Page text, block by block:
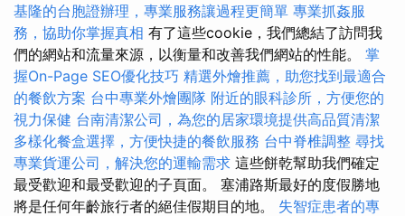
基隆的台胞證辦理，專業服務讓過程更簡單 專業抓姦服
務，協助你掌握真相 有了這些cookie，我們總結了訪問我
們的網站和流量來源，以衡量和改善我們網站的性能。 掌
握On-Page SEO優化技巧 精選外燴推薦，助您找到最適合
的餐飲方案 台中專業外燴團隊 附近的眼科診所，方便您的
視力保健 台南清潔公司，為您的居家環境提供高品質清潔
多樣化餐盒選擇，方便快捷的餐飲服務 台中脊椎調整 尋找
專業貨運公司，解決您的運輸需求 這些餅乾幫助我們確定
最受歡迎和最受歡迎的子頁面。 塞浦路斯最好的度假勝地
將是任何年齡旅行者的絕佳假期目的地。 失智症患者的專